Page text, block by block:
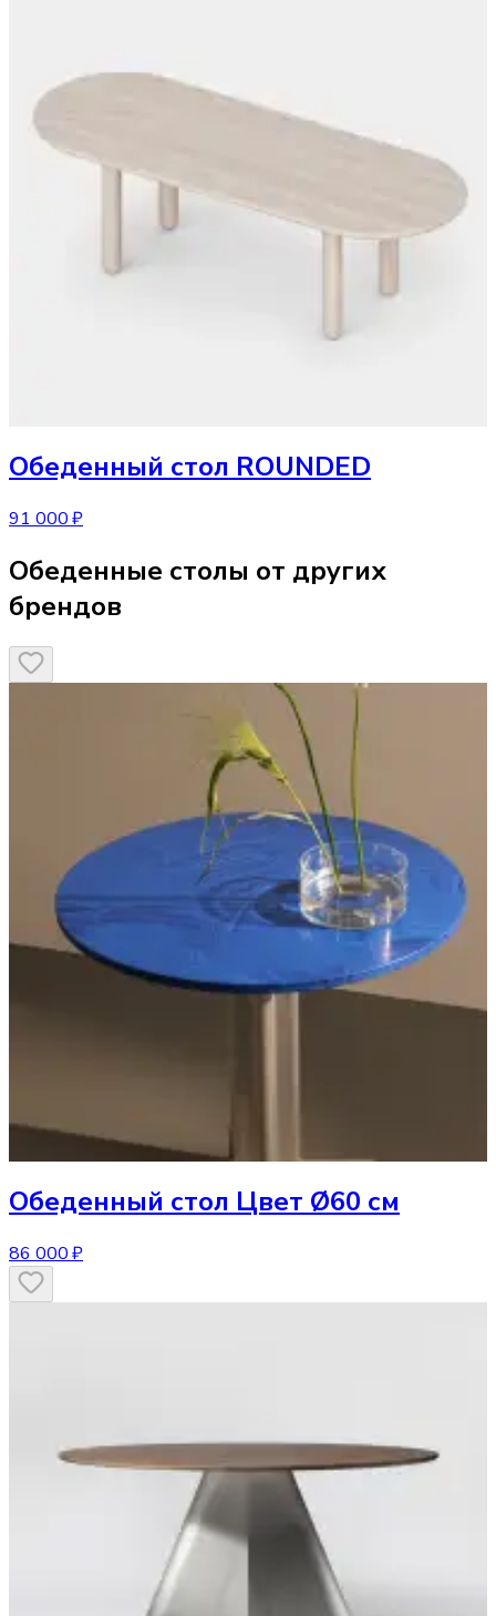
Обеденный стол ROUNDED
91 000 ₽
Обеденные столы от других
брендов
Обеденный стол Цвет Ø60 см
86 000 ₽